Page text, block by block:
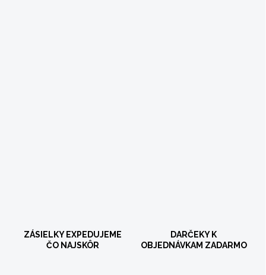
ZÁSIELKY EXPEDUJEME
ČO NAJSKÔR
DARČEKY K
OBJEDNÁVKAM ZADARMO